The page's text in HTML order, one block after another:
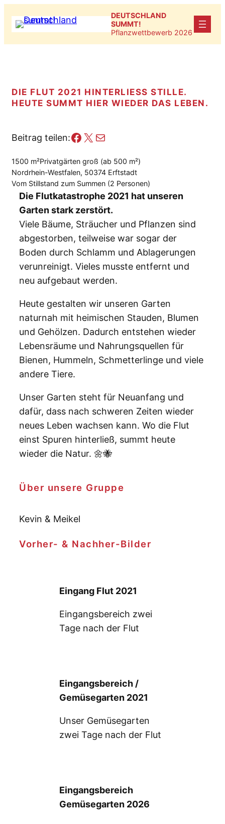
Inhalt
DEUTSCHLAND
SUMMT!
Pflanzwettbewerb 2026
DIE FLUT 2021 HINTERLIESS STILLE. H
EUTE SUMMT HIER WIEDER DAS LEBEN.
Beitrag teilen:Facebook
X E-Mail
1500 m²Privatgärten groß (ab 500 m²)
Nordrhein-Westfalen, 50374 Erftstadt
Vom Stillstand zum Summen (2 Personen)
Die Flutkatastrophe 2021 hat unseren
Garten stark zerstört.
Viele Bäume, Sträucher und Pflanzen sind
abgestorben, teilweise war sogar der
Boden durch Schlamm und Ablagerungen
verunreinigt. Vieles musste entfernt und
neu aufgebaut werden.
Heute gestalten wir unseren Garten
naturnah mit heimischen Stauden, Blumen
und Gehölzen. Dadurch entstehen wieder
Lebensräume und Nahrungsquellen für
Bienen, Hummeln, Schmetterlinge und viele
andere Tiere.
Unser Garten steht für Neuanfang und
dafür, dass nach schweren Zeiten wieder
neues Leben wachsen kann. Wo die Flut
einst Spuren hinterließ, summt heute
wieder die Natur. 🌼🐝
Über unsere Gruppe
Kevin & Meikel
Vorher- & Nachher-Bilder
Eingang Flut 2021
Eingangsbereich zwei
Tage nach der Flut
Eingangsbereich /
Gemüsegarten 2021
Unser Gemüsegarten
zwei Tage nach der Flut
Eingangsbereich
Gemüsegarten 2026